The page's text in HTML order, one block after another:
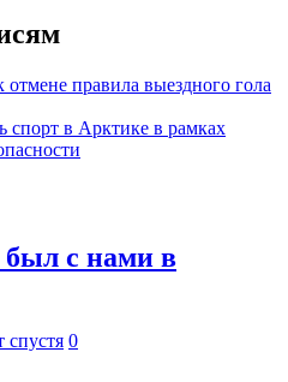
правила выездного гола
спорт в Арктике в рамках
был с нами в
спустя 0